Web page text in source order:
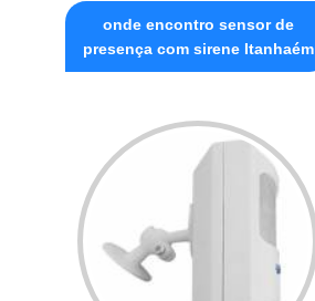
onde encontro sensor de
presença com sirene Itanhaém